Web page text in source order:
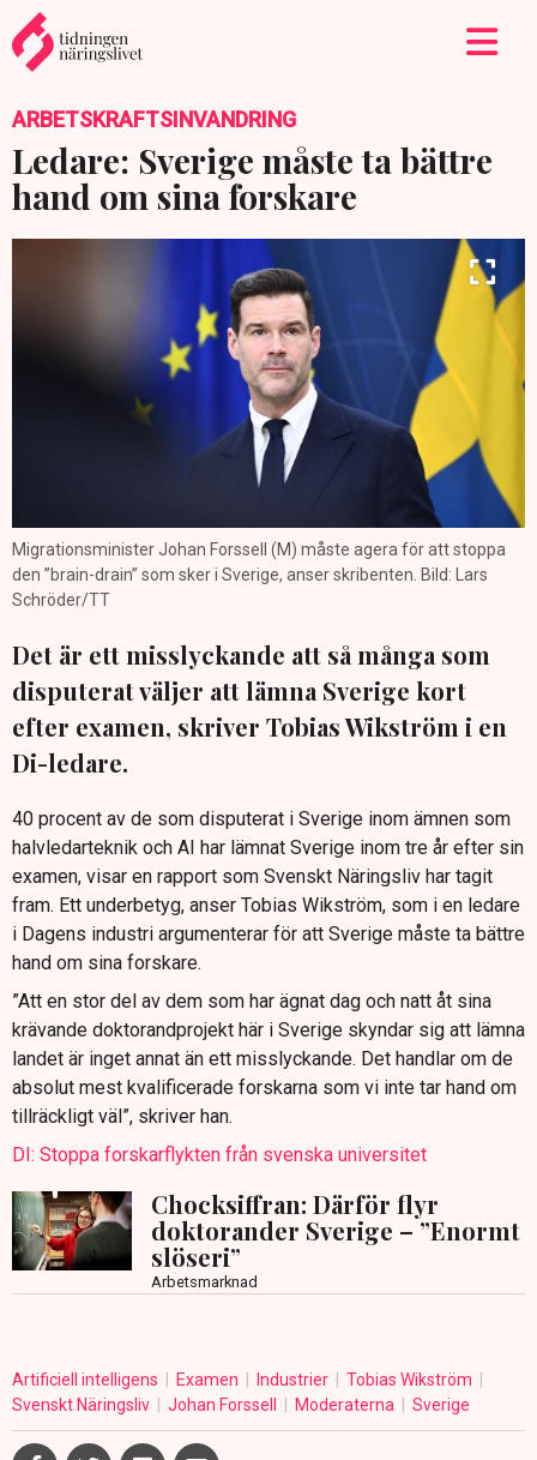
ARBETSKRAFTSINVANDRING
Ledare: Sverige måste ta bättre
hand om sina forskare
Migrationsminister Johan Forssell (M) måste agera för att stoppa
den ”brain-drain” som sker i Sverige, anser skribenten. Bild: Lars
Schröder/TT
Det är ett misslyckande att så många som
disputerat väljer att lämna Sverige kort
efter examen, skriver Tobias Wikström i en
Di-ledare.
40 procent av de som disputerat i Sverige inom ämnen som
halvledarteknik och AI har lämnat Sverige inom tre år efter sin
examen, visar en rapport som Svenskt Näringsliv har tagit
fram. Ett underbetyg, anser Tobias Wikström, som i en ledare
i Dagens industri argumenterar för att Sverige måste ta bättre
hand om sina forskare.
”Att en stor del av dem som har ägnat dag och natt åt sina
krävande doktorandprojekt här i Sverige skyndar sig att lämna
landet är inget annat än ett misslyckande. Det handlar om de
absolut mest kvalificerade forskarna som vi inte tar hand om
tillräckligt väl”, skriver han.
DI: Stoppa forskarflykten från svenska universitet
Chocksiffran: Därför flyr
doktorander Sverige – ”Enormt
slöseri”
Arbetsmarknad
Artificiell intelligens Examen Industrier
Tobias Wikström
Svenskt Näringsliv
Johan Forssell Moderaterna Sverige